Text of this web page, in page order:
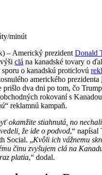
minút
– Americký prezident Donald
clá na kanadské tovary o
o kanadskú proticlovú
amerického prezidenta
prišlo dva dni po tom, čo
rokovaní s
“ reklamnú kampaň.
okamžite stiahnutá, no
že ide o podvod,“ napísal
Social. „Kvôli ich vážnemu
činu zvyšujem clá na
platia,“ dodal.